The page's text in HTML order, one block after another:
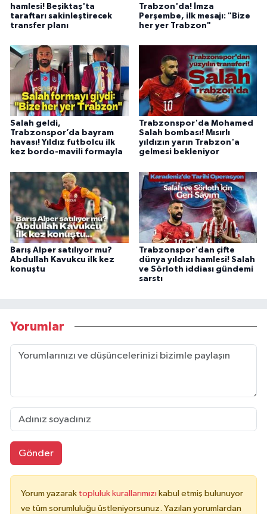
hamlesi! Beşiktaş'ta
taraftarı sakinleştirecek
transfer planı
Trabzon'da! İmza
Perşembe, ilk mesajı: "Bize
her yer Trabzon"
Salah geldi,
Trabzonspor’da bayram
havası! Yıldız futbolcu ilk
kez bordo-mavili formayla
Trabzonspor'da Mohamed
Salah bombası! Mısırlı
yıldızın yarın Trabzon'a
gelmesi bekleniyor
Barış Alper satılıyor mu?
Abdullah Kavukcu ilk kez
konuştu
Trabzonspor'dan çifte
dünya yıldızı hamlesi! Salah
ve Sörloth iddiası gündemi
sarstı
Yorumlar
Gönder
Yorum yazarak topluluk kurallarımızı kabul etmiş bulunuyor
ve tüm sorumluluğu üstleniyorsunuz. Yazılan yorumlardan